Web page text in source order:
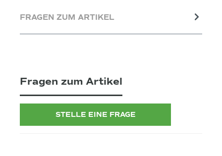
FRAGEN ZUM ARTIKEL
Fragen zum Artikel
STELLE EINE FRAGE